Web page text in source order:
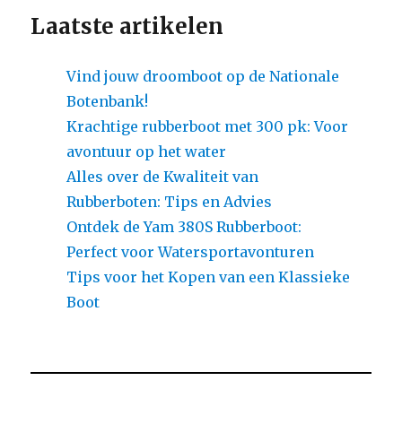
Laatste artikelen
Vind jouw droomboot op de Nationale
Botenbank!
Krachtige rubberboot met 300 pk: Voor
avontuur op het water
Alles over de Kwaliteit van
Rubberboten: Tips en Advies
Ontdek de Yam 380S Rubberboot:
Perfect voor Watersportavonturen
Tips voor het Kopen van een Klassieke
Boot